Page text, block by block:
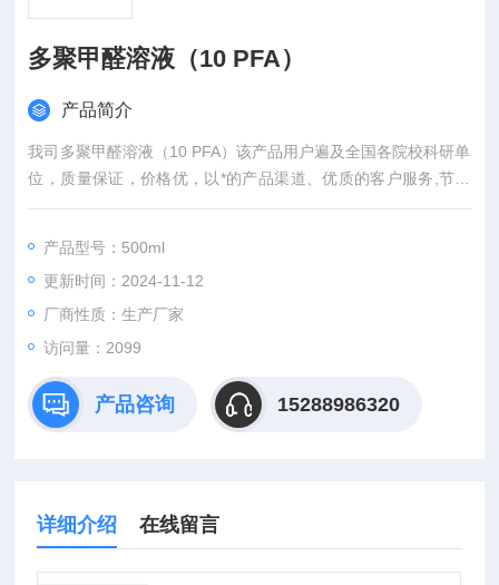
多聚甲醛溶液（10 PFA）
产品简介
我司多聚甲醛溶液（10 PFA）该产品用户遍及全国各院校科研单
位，质量保证，价格优，以*的产品渠道、优质的客户服务,节约
您的每一份经费，欢迎咨询订购。
产品型号：500ml
更新时间：2024-11-12
厂商性质：生产厂家
访问量：2099
产品咨询 15288986320
详细介绍 在线留言